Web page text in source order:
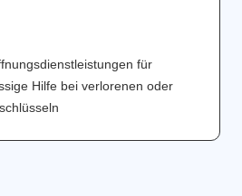
für
Hilfe bei verlorenen oder